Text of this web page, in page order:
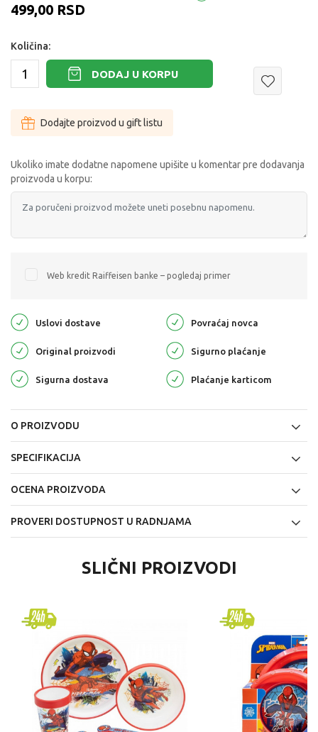
499,00 RSD
Količina:
DODAJ U KORPU
Dodajte proizvod u gift listu
Ukoliko imate dodatne napomene upišite u komentar pre dodavanja
proizvoda u korpu:
Web kredit Raiffeisen banke – pogledaj primer
Uslovi dostave Povraćaj novca
Original proizvodi Sigurno plaćanje
Sigurna dostava Plaćanje karticom
O PROIZVODU
SPECIFIKACIJA
OCENA PROIZVODA
PROVERI DOSTUPNOST U RADNJAMA
SLIČNI PROIZVODI